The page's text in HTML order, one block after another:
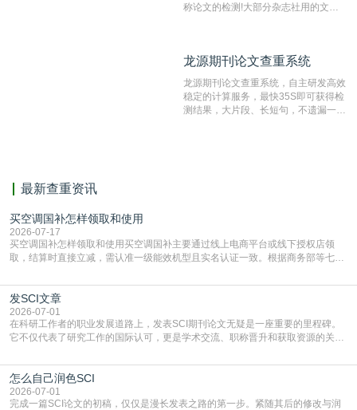
称论文的检测!大部分杂志社用的文献
编辑部检测来稿和已发表的文献,检测
测时注意填写第一作者,才能排除已发
表文献复制比。（限制字符数1万）
龙源期刊论文查重系统
龙源期刊论文查重系统，自主研发高效
稳定的计算服务，最快35S即可获得检
测结果，大片段、长短句，不遗漏一处
最新查重资讯
买空调国补怎样领取和使用
2026-07-17
买空调国补怎样领取和使用买空调国补主要通过线上电商平台或线下授权店领
取，结算时直接立减‌，需认准一级能效机型且实名认证一致。根据商务部等七部
能领到补贴首选‌京东APP‌搜索专属口令(如【家电补贴1637】、【国补立省
4949】等，口令会随活动更新，以页面显示为准)进入补贴专场。淘宝/天猫也可
复制粘贴【8$FKFGgJq
发SCI文章
2026-07-01
在科研工作者的职业发展道路上，发表SCI期刊论文无疑是一座重要的里程碑。
它不仅代表了研究工作的国际认可，更是学术交流、职称晋升和获取资源的关键
战与困惑。从选题立意到投稿回应，每一步都需要精心的策略与扎实的工作。本
篇AEIC学术交流中心小编就为大家介绍“发SCI文章”。一、精准定位是成功的第
一步发表SCI文章，首要解决的问题是“投
怎么自己润色SCI
2026-07-01
完成一篇SCI论文的初稿，仅仅是漫长发表之路的第一步。紧随其后的修改与润